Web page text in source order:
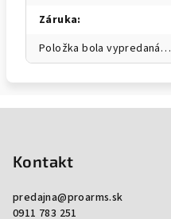
Záruka:
Položka bola vypredaná…
Kontakt
predajna@proarms.sk
0911 783 251